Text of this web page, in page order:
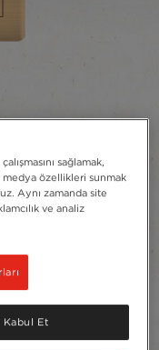
yepyeni bir
kahve deneyimi,
sağlamak,
medya özellikleri sunmak
Aynı zamanda site
ve analiz
Kabul Et